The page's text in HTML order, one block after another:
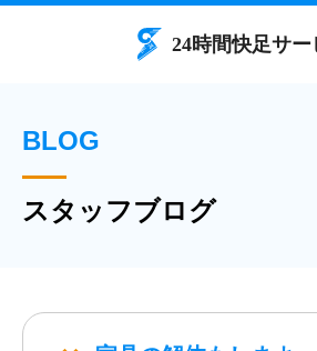
BLOG
スタッフブログ